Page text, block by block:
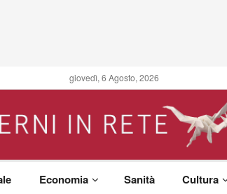
giovedì, 6 Agosto, 2026
Economia Sanità Cultura